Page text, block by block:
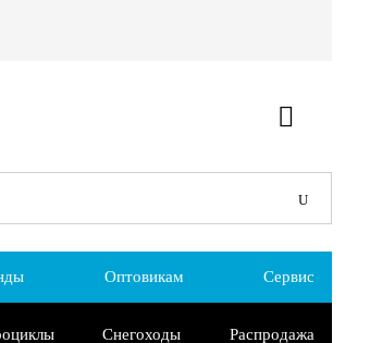
Оптовикам Сервис
Снегоходы Распродажа